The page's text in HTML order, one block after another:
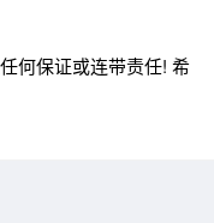
何保证或连带责任! 希